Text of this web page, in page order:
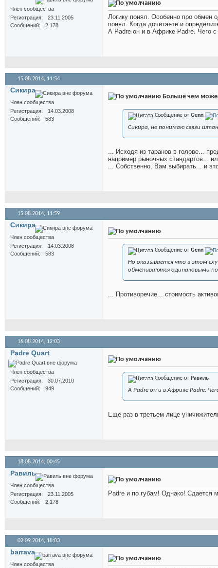
Член сообщества
Регистрация
23.11.2005
Сообщений
2,178
Логику понял. Особенно про обмен
понял. Когда дочитаете и
А Padre он и в Африке Padre. Чего
15.08.2014, 11:54
Сикира
Член сообщества
Регистрация
14.03.2008
Сообщений
583
Больше чем
Сообщение от Genn
Сикира, не понимаю связи
... Исходя из таранов в голове...
например рыночных стандартов...
... Собственно, Вам выбирать... и
15.08.2014, 11:59
Сикира
Член сообщества
Регистрация
14.03.2008
Сообщений
583
Сообщение от Genn
Но оказывается что в этом
обмениваются одинаковыми
... Противоречие... стоимость
16.08.2014, 12:03
Padre Quart
Член сообщества
Регистрация
30.07.2010
Сообщений
949
Сообщение от Равиль
А Padre он и в Африке Padre.
Еще раз в третьем лице
18.08.2014, 00:45
Равиль
Член сообщества
Регистрация
23.11.2005
Сообщений
2,178
Padre и по губам! Однако! Сдается
02.09.2014, 18:03
barrava
Член сообщества